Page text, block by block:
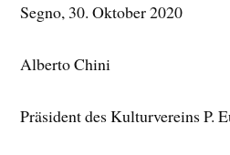
Segno, 30. Oktober 2020
Alberto Chini
Präsident des Kulturvereins P.